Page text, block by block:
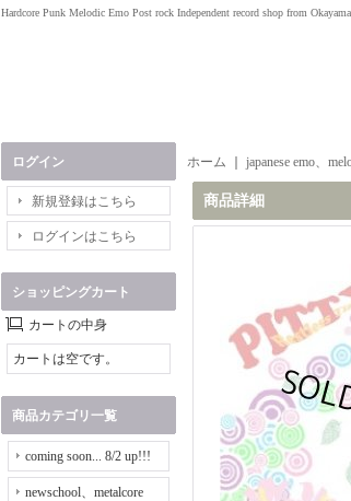
Hardcore Punk Melodic Emo Post rock Independent record shop from Okayama
ログイン
新規登録はこちら
ログインはこちら
ショッピングカート
カートの中身
カートは空です。
商品カテゴリ一覧
coming soon... 8/2 up!!!
newschool、metalcore
ホーム japanese emo、
商品詳細